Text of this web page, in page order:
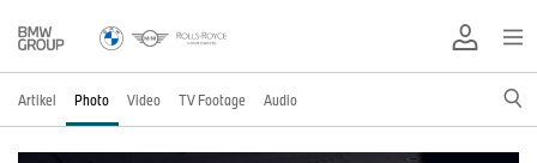
Artikel Photo Video TV Footage Audio